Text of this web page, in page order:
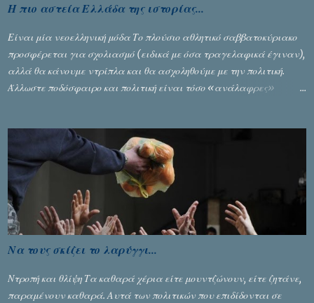
Η πιο αστεία Ελλάδα της ιστορίας...
Είναι μία νεοελληνική μόδα Το πλούσιο αθλητικό σαββατοκύριακο
προσφέρεται για σχολιασμό (ειδικά με όσα τραγελαφικά έγιναν),
αλλά θα κάνουμε ντρίπλα και θα ασχοληθούμε με την πολιτική.
Άλλωστε ποδόσφαιρο και πολιτική είναι τόσο «ανάλαφρες»
Να τους σκίζει το λαρύγγι...
Ντροπή και θλίψη Τα καθαρά χέρια είτε μουντζώνουν, είτε ζητάνε,
παραμένουν καθαρά. Αυτά των πολιτικών που επιδίδονται σε